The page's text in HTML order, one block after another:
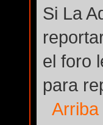
Si La
el foro
para
Arriba